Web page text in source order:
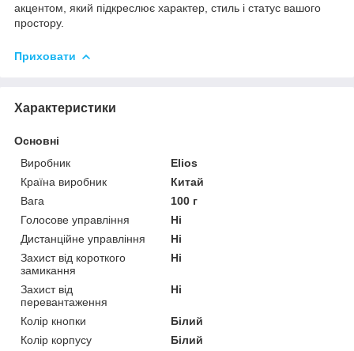
акцентом, який підкреслює характер, стиль і статус вашого
простору.
Приховати
Характеристики
Основні
Виробник
Elios
Країна виробник
Китай
Вага
100 г
Голосове управління
Ні
Дистанційне управління
Ні
Захист від короткого
замикання
Ні
Захист від
перевантаження
Ні
Колір кнопки
Білий
Колір корпусу
Білий